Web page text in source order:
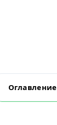
Оглавление